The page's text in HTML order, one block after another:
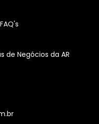
de Negócios da AR